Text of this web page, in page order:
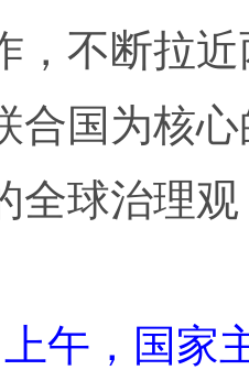
，不断拉
合国为核
全球治理
午，国家